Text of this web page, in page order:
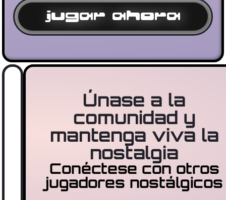
jugar ahora
Únase a la
comunidad y
mantenga viva la
nostalgia
Conéctese con otros
jugadores nostálgicos